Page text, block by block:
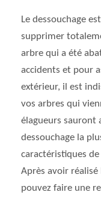
Le dessouchage
supprimer
arbre qui a été
accidents et pour
extérieur, il est
vos arbres qui
élagueurs sauront
dessouchage la
caractéristiques
Après avoir réalisé
pouvez faire une